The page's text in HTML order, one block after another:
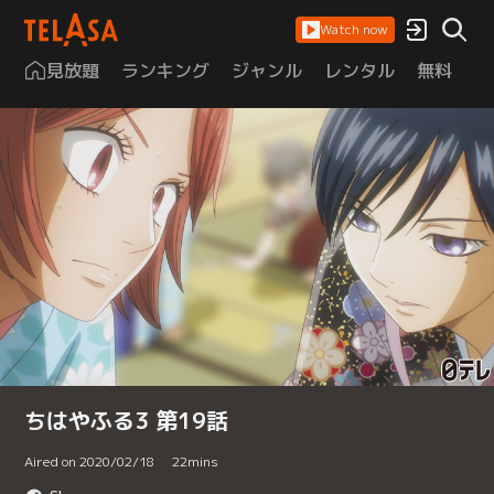
Watch now
見放題 ランキング ジャンル レンタル 無料
ちはやふる3 第19話
Aired on 2020/02/18 22mins